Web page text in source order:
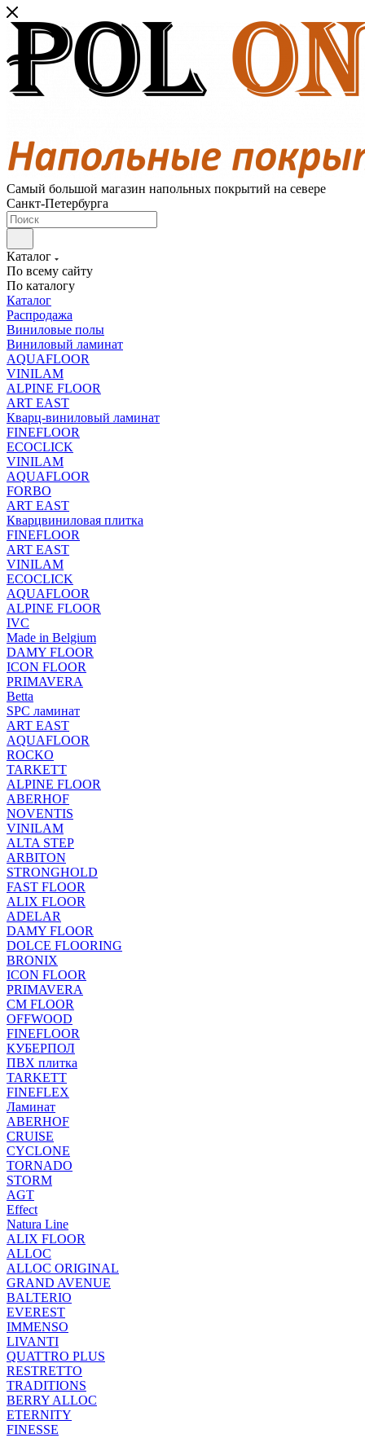
Самый большой магазин напольных покрытий на севере
Санкт-Петербурга
Каталог
По всему сайту
По каталогу
Каталог
Распродажа
Виниловые полы
Виниловый ламинат
AQUAFLOOR
VINILAM
ALPINE FLOOR
ART EAST
Кварц-виниловый ламинат
FINEFLOOR
ECOCLICK
VINILAM
AQUAFLOOR
FORBO
ART EAST
Кварцвиниловая плитка
FINEFLOOR
ART EAST
VINILAM
ECOCLICK
AQUAFLOOR
ALPINE FLOOR
IVC
Made in Belgium
DAMY FLOOR
ICON FLOOR
PRIMAVERA
Betta
SPC ламинат
ART EAST
AQUAFLOOR
ROCKO
TARKETT
ALPINE FLOOR
ABERHOF
NOVENTIS
VINILAM
ALTA STEP
ARBITON
STRONGHOLD
FAST FLOOR
ALIX FLOOR
ADELAR
DAMY FLOOR
DOLCE FLOORING
BRONIX
ICON FLOOR
PRIMAVERA
CM FLOOR
OFFWOOD
FINEFLOOR
КУБЕРПОЛ
ПВХ плитка
TARKETT
FINEFLEX
Ламинат
ABERHOF
CRUISE
CYCLONE
TORNADO
STORM
AGT
Effect
Natura Line
ALIX FLOOR
ALLOC
ALLOC ORIGINAL
GRAND AVENUE
BALTERIO
EVEREST
IMMENSO
LIVANTI
QUATTRO PLUS
RESTRETTO
TRADITIONS
BERRY ALLOC
ETERNITY
FINESSE